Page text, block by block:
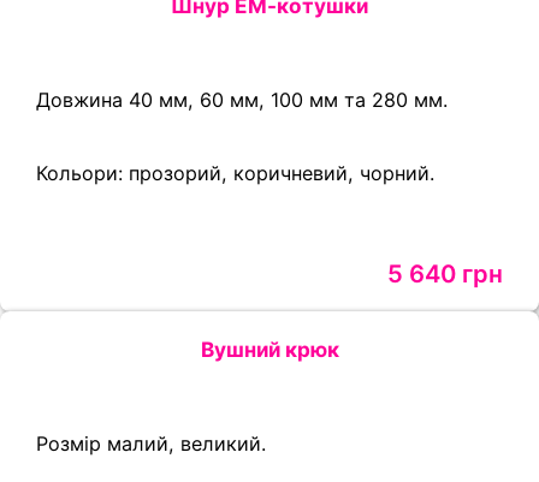
Шнур ЕМ-котушки
Довжина 40 мм, 60 мм, 100 мм та 280 мм.
Кольори: прозорий, коричневий, чорний.
5 640 грн
Вушний крюк
Розмір малий, великий.